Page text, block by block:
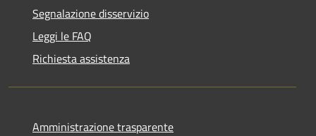
Segnalazione disservizio
Leggi le FAQ
Richiesta assistenza
Amministrazione trasparente